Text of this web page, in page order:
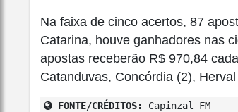
Na faixa de cinco acertos, 87
Catarina, houve ganhadores nas
apostas receberão R$ 970,84
Catanduvas, Concórdia (2),
FONTE/CRÉDITOS: Capinzal FM